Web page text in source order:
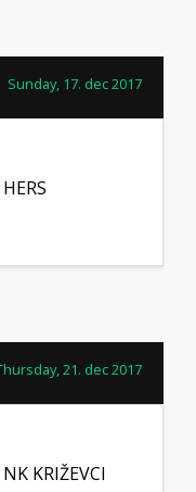
Sunday, 17. dec 2017
HERS
21. dec 2017
NK KRIŽEVCI